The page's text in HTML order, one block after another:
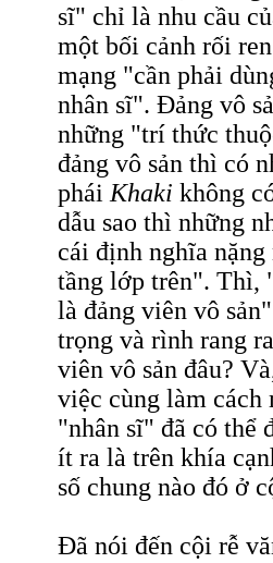
sĩ" chỉ là nhu cầu
một bối cảnh rối
mạng "cần phải
nhân sĩ". Ðảng vô
những "trí thức
đảng vô sản thì có
phái Khaki không
dẫu sao thì những
cái định nghĩa
tầng lớp trên". Thì,
là đảng viên vô
trọng và rình rang
viên vô sản đâu?
việc cùng làm cách
"nhân sĩ" đã có thể
ít ra là trên khía
số chung nào đó ở
Ðã nói đến cội rễ